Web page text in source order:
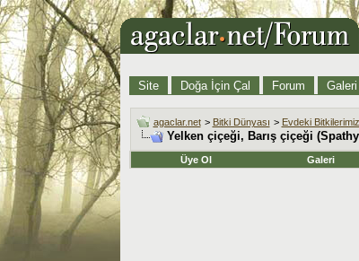
Site Doğa İçin Çal Forum Galeri
agaclar.net > Bitki Dünyası > Evdeki
Yelken çiçeği, Barış çiçeği
Üye Ol Galeri